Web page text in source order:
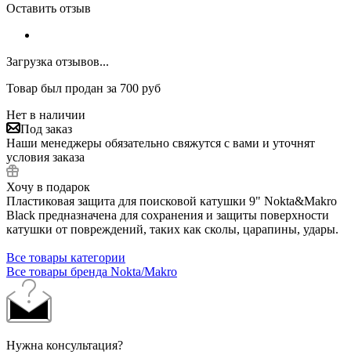
Оставить отзыв
Загрузка отзывов...
Товар был продан за 700 руб
Нет в наличии
Под заказ
Наши менеджеры обязательно свяжутся с вами и уточнят
условия заказа
Хочу в подарок
Пластиковая защита для поисковой катушки 9" Nokta&Makro
Black предназначена для сохранения и защиты поверхности
катушки от повреждений, таких как сколы, царапины, удары.
Все товары категории
Все товары бренда Nokta/Makro
Нужна консультация?